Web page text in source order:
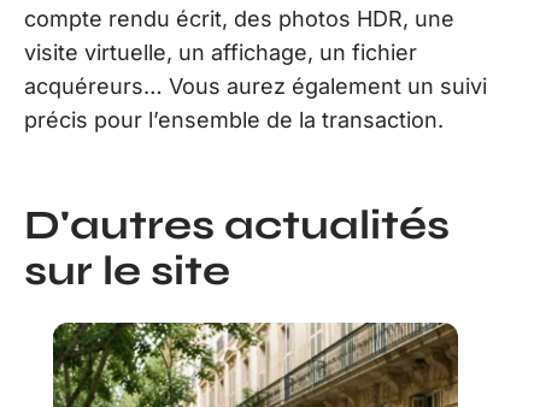
compte rendu écrit, des photos HDR, une
visite virtuelle, un affichage, un fichier
acquéreurs… Vous aurez également un suivi
précis pour l’ensemble de la transaction.
D'autres actualités
sur le site